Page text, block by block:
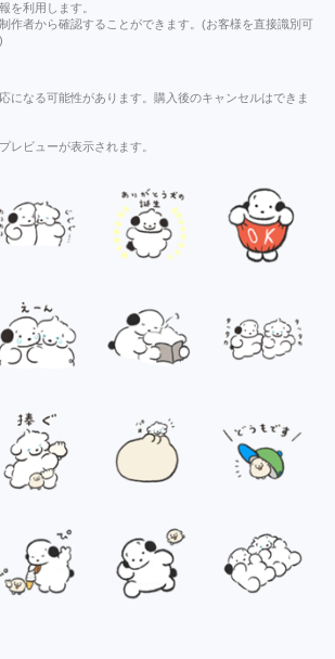
を利用します。
作者から確認することができます。(お客様を直接識別可
になる可能性があります。購入後のキャンセルはできま
レビューが表示されます。